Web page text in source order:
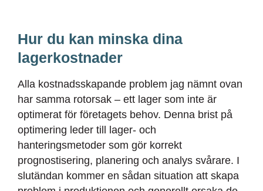
Hur du kan minska dina
lagerkostnader
Alla kostnadsskapande problem jag nämnt ovan
har samma rotorsak – ett lager som inte är
optimerat för företagets behov. Denna brist på
optimering leder till lager- och
hanteringsmetoder som gör korrekt
prognostisering, planering och analys svårare. I
slutändan kommer en sådan situation att skapa